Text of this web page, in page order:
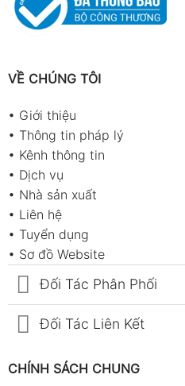
VỀ CHÚNG TÔI
• Giới thiệu
• Thông tin pháp lý
• Kênh thông tin
• Dịch vụ
• Nhà sản xuất
• Liên hệ
• Tuyển dụng
• Sơ đồ Website
Đối Tác Phân Phối
Đối Tác Liên Kết
CHÍNH SÁCH CHUNG